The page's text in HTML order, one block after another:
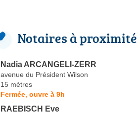
Notaires à proximité
Nadia ARCANGELI-ZERR
avenue du Président Wilson
15 mètres
Fermée, ouvre à 9h
RAEBISCH Eve